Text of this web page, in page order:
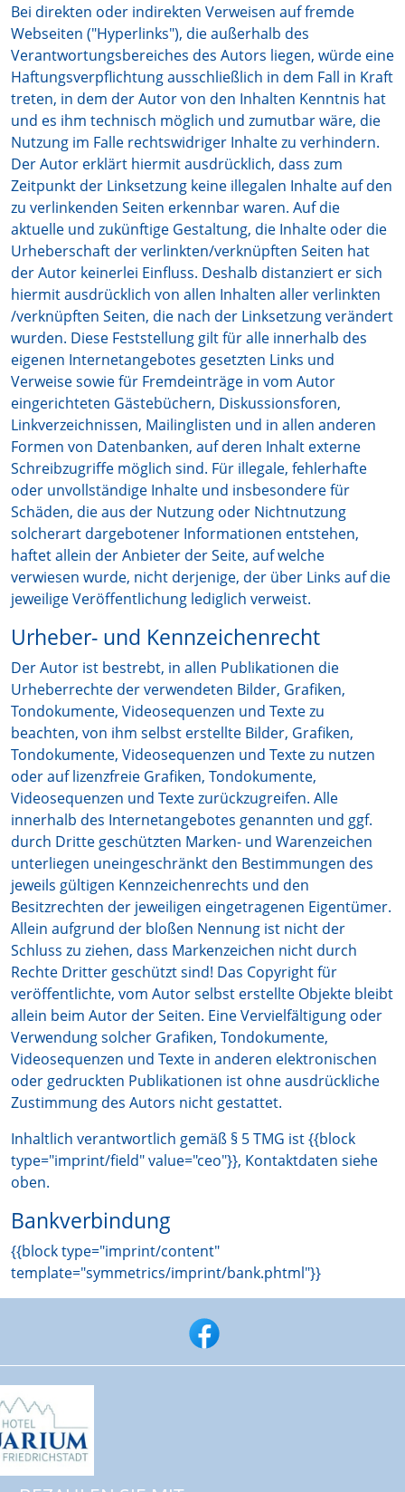
Bei direkten oder indirekten Verweisen auf fremde
Webseiten ("Hyperlinks"), die außerhalb des
Verantwortungsbereiches des Autors liegen, würde eine
Haftungsverpflichtung ausschließlich in dem Fall in Kraft
treten, in dem der Autor von den Inhalten Kenntnis hat
und es ihm technisch möglich und zumutbar wäre, die
Nutzung im Falle rechtswidriger Inhalte zu verhindern.
Der Autor erklärt hiermit ausdrücklich, dass zum
Zeitpunkt der Linksetzung keine illegalen Inhalte auf den
zu verlinkenden Seiten erkennbar waren. Auf die
aktuelle und zukünftige Gestaltung, die Inhalte oder die
Urheberschaft der verlinkten/verknüpften Seiten hat
der Autor keinerlei Einfluss. Deshalb distanziert er sich
hiermit ausdrücklich von allen Inhalten aller verlinkten
/verknüpften Seiten, die nach der Linksetzung verändert
wurden. Diese Feststellung gilt für alle innerhalb des
eigenen Internetangebotes gesetzten Links und
Verweise sowie für Fremdeinträge in vom Autor
eingerichteten Gästebüchern, Diskussionsforen,
Linkverzeichnissen, Mailinglisten und in allen anderen
Formen von Datenbanken, auf deren Inhalt externe
Schreibzugriffe möglich sind. Für illegale, fehlerhafte
oder unvollständige Inhalte und insbesondere für
Schäden, die aus der Nutzung oder Nichtnutzung
solcherart dargebotener Informationen entstehen,
haftet allein der Anbieter der Seite, auf welche
verwiesen wurde, nicht derjenige, der über Links auf die
jeweilige Veröffentlichung lediglich verweist.
Urheber- und Kennzeichenrecht
Der Autor ist bestrebt, in allen Publikationen die
Urheberrechte der verwendeten Bilder, Grafiken,
Tondokumente, Videosequenzen und Texte zu
beachten, von ihm selbst erstellte Bilder, Grafiken,
Tondokumente, Videosequenzen und Texte zu nutzen
oder auf lizenzfreie Grafiken, Tondokumente,
Videosequenzen und Texte zurückzugreifen. Alle
innerhalb des Internetangebotes genannten und ggf.
durch Dritte geschützten Marken- und Warenzeichen
unterliegen uneingeschränkt den Bestimmungen des
jeweils gültigen Kennzeichenrechts und den
Besitzrechten der jeweiligen eingetragenen Eigentümer.
Allein aufgrund der bloßen Nennung ist nicht der
Schluss zu ziehen, dass Markenzeichen nicht durch
Rechte Dritter geschützt sind! Das Copyright für
veröffentlichte, vom Autor selbst erstellte Objekte bleibt
allein beim Autor der Seiten. Eine Vervielfältigung oder
Verwendung solcher Grafiken, Tondokumente,
Videosequenzen und Texte in anderen elektronischen
oder gedruckten Publikationen ist ohne ausdrückliche
Zustimmung des Autors nicht gestattet.
Inhaltlich verantwortlich gemäß § 5 TMG ist {{block
type="imprint/field" value="ceo"}}, Kontaktdaten siehe
oben.
Bankverbindung
{{block type="imprint/content"
template="symmetrics/imprint/bank.phtml"}}